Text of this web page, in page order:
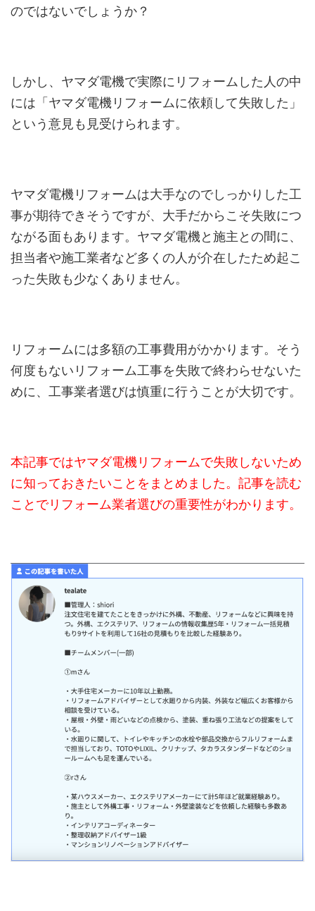
のではないでしょうか？
しかし、ヤマダ電機で実際にリフォームした人の中
には「ヤマダ電機リフォームに依頼して失敗した」
という意見も見受けられます。
ヤマダ電機リフォームは大手なのでしっかりした工
事が期待できそうですが、大手だからこそ失敗につ
ながる面もあります。ヤマダ電機と施主との間に、
担当者や施工業者など多くの人が介在したため起こ
った失敗も少なくありません。
リフォームには多額の工事費用がかかります。そう
何度もないリフォーム工事を失敗で終わらせないた
めに、工事業者選びは慎重に行うことが大切です。
本記事ではヤマダ電機リフォームで失敗しないため
に知っておきたいことをまとめました。記事を読む
ことでリフォーム業者選びの重要性がわかります。